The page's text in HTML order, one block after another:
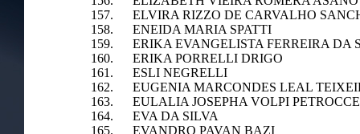
157. ELVIRA RIZZO DE CARVALHO
158. ENEIDA MARIA SPATTI
159. ERIKA EVANGELISTA FERREIRA DA
160. ERIKA PORRELLI DRIGO
161. ESLI NEGRELLI
162. EUGENIA MARCONDES LEAL
163. EULALIA JOSEPHA VOLPI
164. EVA DA SILVA
165. EVANDRO PAVAN BAZI